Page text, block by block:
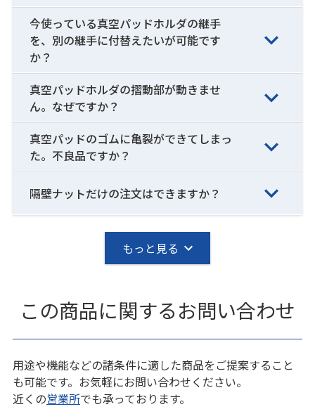
今使っている真空パッドホルダの継手
を、別の継手に付替えたいが可能です
か？
真空パッドホルダの摺動部が動きませ
ん。なぜですか？
真空パッドのゴムに亀裂ができてしまっ
た。不良品ですか？
隔壁ナットだけの注文はできますか？
もっと見る
この商品に関するお問い合わせ
用途や機能などの諸条件に適した商品をご提案すること
も可能です。お気軽にお問い合わせください。
近くの営業所でも承っております。